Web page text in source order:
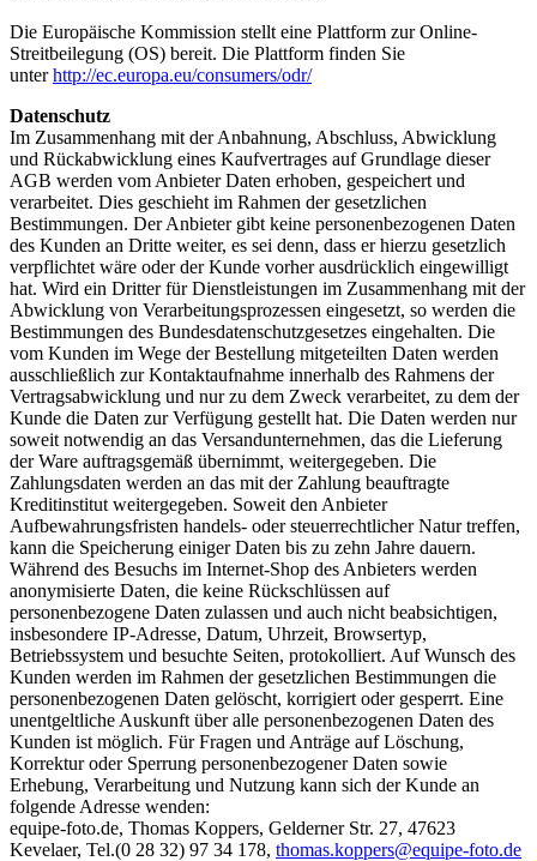
Die Europäische Kommission stellt eine Plattform zur Online-
Streitbeilegung (OS) bereit. Die Plattform finden Sie
unterhttp://ec.europa.eu/consumers/odr/
Datenschutz
Im Zusammenhang mit der Anbahnung, Abschluss, Abwicklung
und Rückabwicklung eines Kaufvertrages auf Grundlage dieser
AGB werden vom Anbieter Daten erhoben, gespeichert und
verarbeitet. Dies geschieht im Rahmen der gesetzlichen
Bestimmungen. Der Anbieter gibt keine personenbezogenen Daten
des Kunden an Dritte weiter, es sei denn, dass er hierzu gesetzlich
verpflichtet wäre oder der Kunde vorher ausdrücklich eingewilligt
hat. Wird ein Dritter für Dienstleistungen im Zusammenhang mit der
Abwicklung von Verarbeitungsprozessen eingesetzt, so werden die
Bestimmungen des Bundesdatenschutzgesetzes eingehalten. Die
vom Kunden im Wege der Bestellung mitgeteilten Daten werden
ausschließlich zur Kontaktaufnahme innerhalb des Rahmens der
Vertragsabwicklung und nur zu dem Zweck verarbeitet, zu dem der
Kunde die Daten zur Verfügung gestellt hat. Die Daten werden nur
soweit notwendig an das Versandunternehmen, das die Lieferung
der Ware auftragsgemäß übernimmt, weitergegeben. Die
Zahlungsdaten werden an das mit der Zahlung beauftragte
Kreditinstitut weitergegeben. Soweit den Anbieter
Aufbewahrungsfristen handels- oder steuerrechtlicher Natur treffen,
kann die Speicherung einiger Daten bis zu zehn Jahre dauern.
Während des Besuchs im Internet-Shop des Anbieters werden
anonymisierte Daten, die keine Rückschlüssen auf
personenbezogene Daten zulassen und auch nicht beabsichtigen,
insbesondere IP-Adresse, Datum, Uhrzeit, Browsertyp,
Betriebssystem und besuchte Seiten, protokolliert. Auf Wunsch des
Kunden werden im Rahmen der gesetzlichen Bestimmungen die
personenbezogenen Daten gelöscht, korrigiert oder gesperrt. Eine
unentgeltliche Auskunft über alle personenbezogenen Daten des
Kunden ist möglich. Für Fragen und Anträge auf Löschung,
Korrektur oder Sperrung personenbezogener Daten sowie
Erhebung, Verarbeitung und Nutzung kann sich der Kunde an
folgende Adresse wenden:
equipe-foto.de, Thomas Koppers, Gelderner Str. 27, 47623
Kevelaer, Tel.(0 28 32) 97 34 178, thomas.koppers@equipe-foto.de